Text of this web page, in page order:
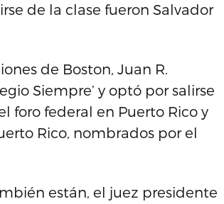
de la clase fueron Salvador
de Boston, Juan R.
Siempre’ y optó por salirse
foro federal en Puerto Rico y
Rico, nombrados por el
están, el juez presidente